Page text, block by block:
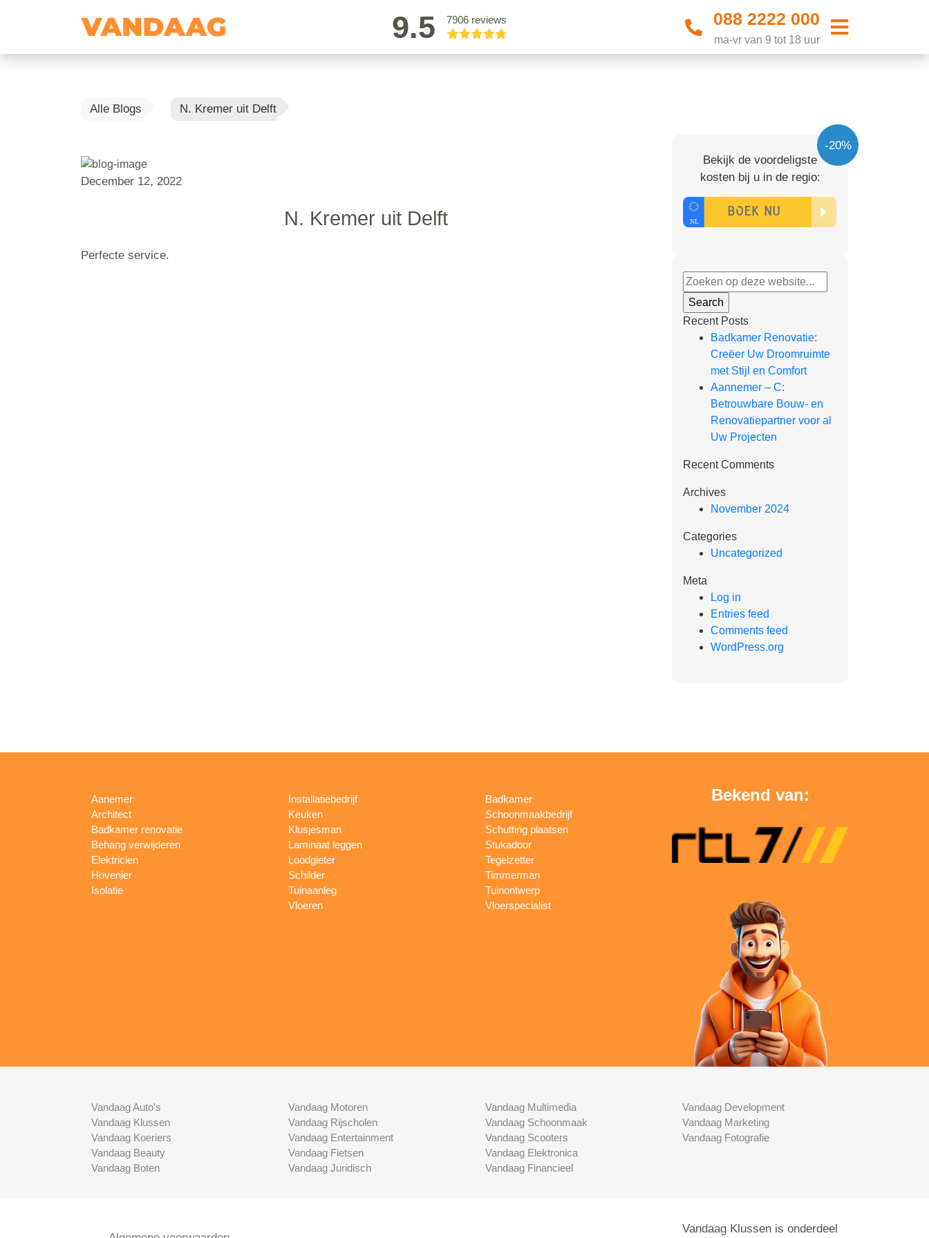
9.5 7906 reviews 088 2222 000
ma-vr van 9 tot 18 uur
Alle Blogs N. Kremer uit Delft
December 12, 2022
N. Kremer uit Delft
Perfecte service.
-20%
Bekijk de voordeligste
kosten bij u in de regio:
Recent Posts
Badkamer Renovatie:
Creëer Uw Droomruimte
met Stijl en Comfort
Aannemer – C:
Betrouwbare Bouw- en
Renovatiepartner voor al
Uw Projecten
Recent Comments
Archives
November 2024
Categories
Uncategorized
Meta
Log in
Entries feed
Comments feed
WordPress.org
Aanemer
Architect
Badkamer renovatie
Behang verwijderen
Elektricien
Hovenier
Isolatie
Installatiebedrijf
Keuken
Klusjesman
Laminaat leggen
Loodgieter
Schilder
Tuinaanleg
Vloeren
Badkamer
Schoonmaakbedrijf
Schutting plaatsen
Stukadoor
Tegelzetter
Timmerman
Tuinontwerp
Vloerspecialist
Bekend van:
Vandaag Auto's
Vandaag Klussen
Vandaag Koeriers
Vandaag Beauty
Vandaag Boten
Vandaag Motoren
Vandaag Rijscholen
Vandaag Entertainment
Vandaag Fietsen
Vandaag Juridisch
Vandaag Multimedia
Vandaag Schoonmaak
Vandaag Scooters
Vandaag Elektronica
Vandaag Financieel
Vandaag Development
Vandaag Marketing
Vandaag Fotografie
Vandaag Klussen is onderdeel